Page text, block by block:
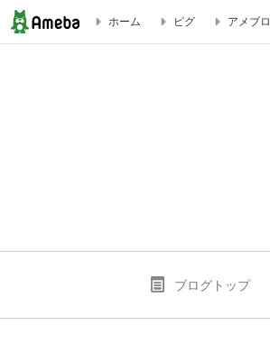
ホーム ピグ アメブロ
ブログトップ